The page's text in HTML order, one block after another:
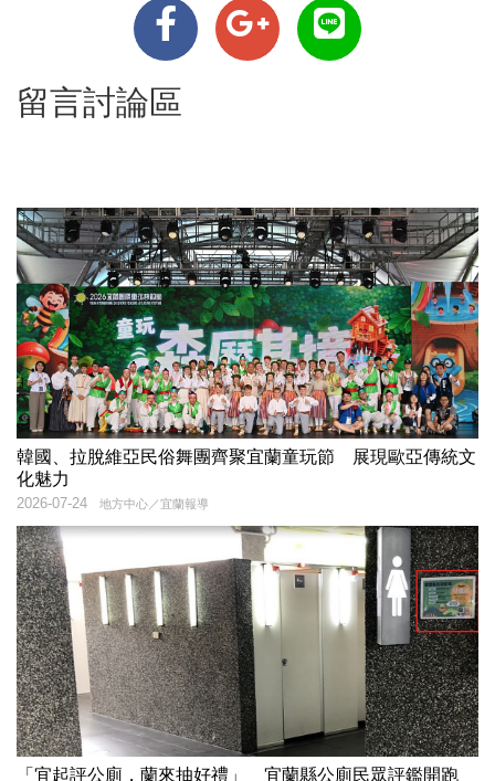
留言討論區
韓國、拉脫維亞民俗舞團齊聚宜蘭童玩節 展現歐亞傳統文
化魅力
地方中心／宜蘭報導
2026-07-24
「宜起評公廁，蘭來抽好禮」 宜蘭縣公廁民眾評鑑開跑